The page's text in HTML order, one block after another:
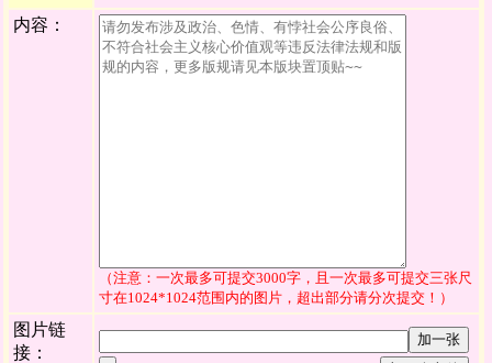
内容：
（注意：一次最多可提交3000字，且一次最多可提交三张尺
寸在1024*1024范围内的图片，超出部分请分次提交！）
图片链
接：
加一张